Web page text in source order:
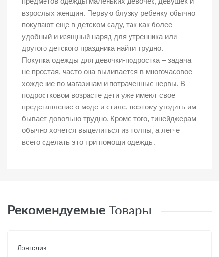
взрослых женщин. Первую блузку ребенку обычно
покупают еще в детском саду, так как более
удобный и изящный наряд для утренника или
другого детского праздника найти трудно.
Покупка одежды для девочки-подростка – задача
не простая, часто она выливается в многочасовое
хождение по магазинам и потраченные нервы. В
подростковом возрасте дети уже имеют свое
представление о моде и стиле, поэтому угодить им
бывает довольно трудно. Кроме того, тинейджерам
обычно хочется выделиться из толпы, а легче
всего сделать это при помощи одежды.
Рекомендуемые Товары
Лонгслив